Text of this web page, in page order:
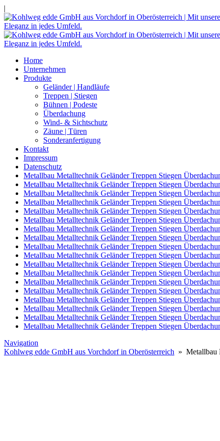
|
Home
Unternehmen
Produkte
Geländer | Handläufe
Treppen | Stiegen
Bühnen | Podeste
Überdachung
Wind- & Sichtschutz
Zäune | Türen
Sonderanfertigung
Kontakt
Impressum
Datenschutz
Metallbau Metalltechnik Geländer Treppen Stiegen
Metallbau Metalltechnik Geländer Treppen Stiegen
Metallbau Metalltechnik Geländer Treppen Stiegen
Metallbau Metalltechnik Geländer Treppen Stiegen
Metallbau Metalltechnik Geländer Treppen Stiegen
Metallbau Metalltechnik Geländer Treppen Stiegen
Metallbau Metalltechnik Geländer Treppen Stiegen
Metallbau Metalltechnik Geländer Treppen Stiegen
Metallbau Metalltechnik Geländer Treppen Stiegen
Metallbau Metalltechnik Geländer Treppen Stiegen
Metallbau Metalltechnik Geländer Treppen Stiegen
Metallbau Metalltechnik Geländer Treppen Stiegen
Metallbau Metalltechnik Geländer Treppen Stiegen
Metallbau Metalltechnik Geländer Treppen Stiegen
Metallbau Metalltechnik Geländer Treppen Stiegen
Metallbau Metalltechnik Geländer Treppen Stiegen
Metallbau Metalltechnik Geländer Treppen Stiegen
Metallbau Metalltechnik Geländer Treppen Stiegen
Navigation
Kohlweg edde GmbH aus Vorchdorf in Oberösterreich » Metallbau